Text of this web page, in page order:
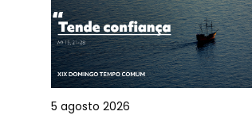
5 agosto 2026